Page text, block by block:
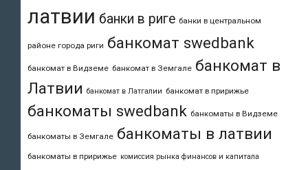
латвии банки в риге банки в центральном
районе города риги банкомат swedbank
банкомат в Видземе банкомат в Земгале банкомат в
Латвии банкомат в Латгалии банкомат в пририжье
банкоматы swedbank банкоматы в Видземе
банкоматы в Земгале банкоматы в латвии
банкоматы в пририжье комиссия рынка финансов и капитала